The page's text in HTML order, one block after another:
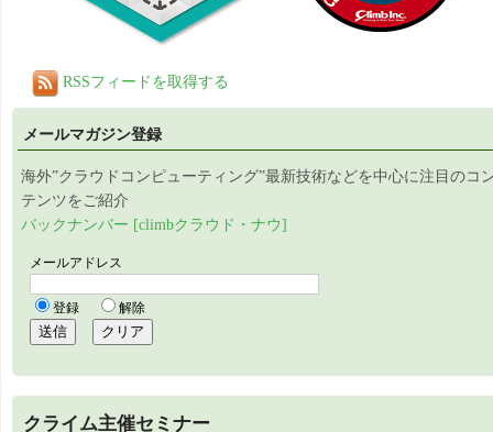
RSSフィードを取得する
メールマガジン登録
海外”クラウドコンピューティング”最新技術などを中心に注目のコ
テンツをご紹介
バックナンバー [climbクラウド・ナウ]
クライム主催セミナー